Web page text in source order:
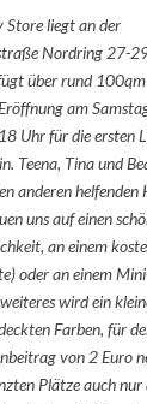
Store liegt an der
Nordring 27-
über rund
am
Uhr für die ersten
Teena, Tina und
anderen helfenden
uns auf einen
an einem
oder an einem
wird ein
Farben, für
von 2 Euro
Plätze auch